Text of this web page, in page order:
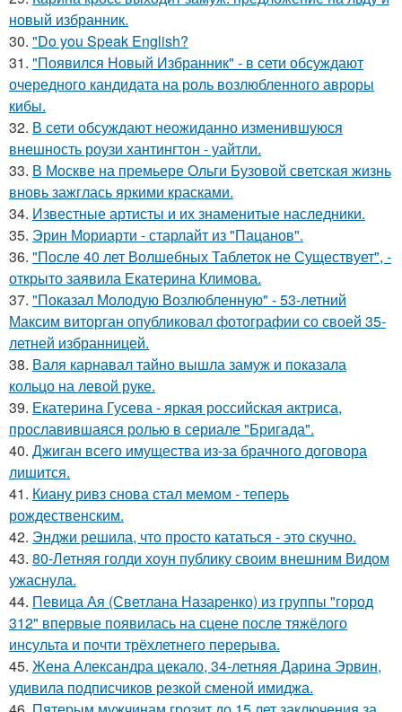
новый избранник.
30. "Do you Speak English?
31. "Появился Новый Избранник" - в сети обсуждают
очередного кандидата на роль возлюбленного авроры
кибы.
32. В сети обсуждают неожиданно изменившуюся
внешность роузи хантингтон - уайтли.
33. В Москве на премьере Ольги Бузовой светская жизнь
вновь зажглась яркими красками.
34. Известные артисты и их знаменитые наследники.
35. Эрин Мориарти - старлайт из "Пацанов".
36. "После 40 лет Волшебных Таблеток не Существует", -
открыто заявила Екатерина Климова.
37. "Показал Молодую Возлюбленную" - 53-летний
Максим виторган опубликовал фотографии со своей 35-
летней избранницей.
38. Валя карнавал тайно вышла замуж и показала
кольцо на левой руке.
39. Екатерина Гусева - яркая российская актриса,
прославившаяся ролью в сериале "Бригада".
40. Джиган всего имущества из-за брачного договора
лишится.
41. Киану ривз снова стал мемом - теперь
рождественским.
42. Энджи решила, что просто кататься - это скучно.
43. 80-Летняя голди хоун публику своим внешним Видом
ужаснула.
44. Певица Ая (Светлана Назаренко) из группы "город
312" впервые появилась на сцене после тяжёлого
инсульта и почти трёхлетнего перерыва.
45. Жена Александра цекало, 34-летняя Дарина Эрвин,
удивила подписчиков резкой сменой имиджа.